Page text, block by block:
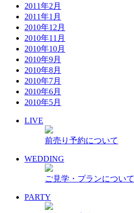
2011年2月
2011年1月
2010年12月
2010年11月
2010年10月
2010年9月
2010年8月
2010年7月
2010年6月
2010年5月
LIVE
前売り予約について
WEDDING
ご見学・プランについて
PARTY